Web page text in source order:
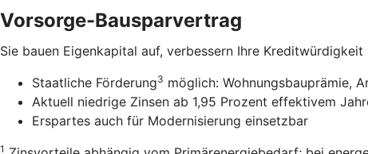
Vorsorge-Bausparvertrag
Sie bauen Eigenkapital auf, verbessern Ihre
Staatliche Förderung3 möglich: Wohnungsbauprämie,
Aktuell niedrige Zinsen ab 1,95 Prozent effektivem
Erspartes auch für Modernisierung einsetzbar
1